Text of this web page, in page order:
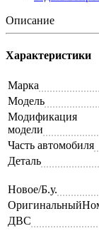
Описание
Характеристики
Марка
Модель
Модификация
модели
Часть автомобиля
Деталь
Новое/Б.у.
ДВС